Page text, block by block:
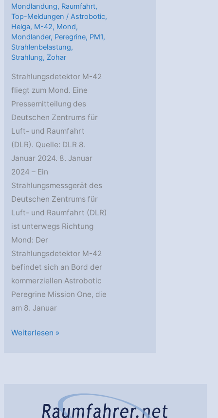
Mondlandung, Raumfahrt,
Top-Meldungen /Astrobotic,
Helga, M-42, Mond,
Mondlander, Peregrine, PM1,
Strahlenbelastung,
Strahlung, Zohar
Strahlungsdetektor M-42
fliegt zum Mond. Eine
Pressemitteilung des
Deutschen Zentrums für
Luft- und Raumfahrt
(DLR). Quelle: DLR 8.
Januar 2024. 8. Januar
2024 – Ein
Strahlungsmessgerät des
Deutschen Zentrums für
Luft- und Raumfahrt (DLR)
ist unterwegs Richtung
Mond: Der
Strahlungsdetektor M-42
befindet sich an Bord der
kommerziellen Astrobotic
Peregrine Mission One, die
am 8. Januar
DLR
Weiterlesen »